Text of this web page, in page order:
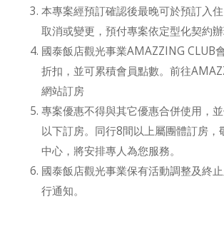
本專案經預訂確認後最晚可於預訂入
取消或變更，預付專案依定型化契約辦
國泰飯店觀光事業AMAZZING CLUB
折扣，並可累積會員點數。前往
網站訂房
專案優惠不得與其它優惠合併使用，
以下訂房。同行8間以上屬團體訂房，
中心，將安排專人為您服務。
國泰飯店觀光事業保有活動調整及終
行通知。